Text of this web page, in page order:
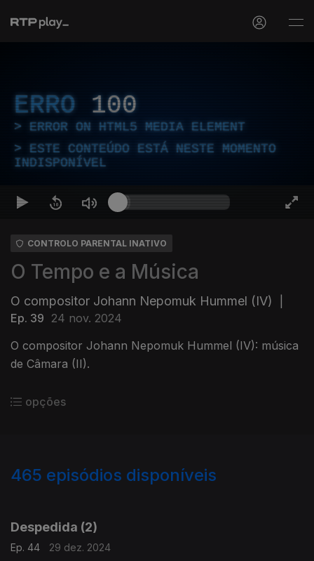
ERRO 100
ERROR ON HTML5 MEDIA ELEMENT
ESTE CONTEÚDO ESTÁ NESTE MOMENTO
INDISPONÍVEL
CONTROLO PARENTAL INATIVO
O Tempo e a Música
O compositor Johann Nepomuk Hummel (IV)
Ep. 39 24 nov. 2024
O compositor Johann Nepomuk Hummel (IV): música
de Câmara (II).
opções
465 episódios disponíveis
Despedida (2)
Ep. 44
29 dez. 2024